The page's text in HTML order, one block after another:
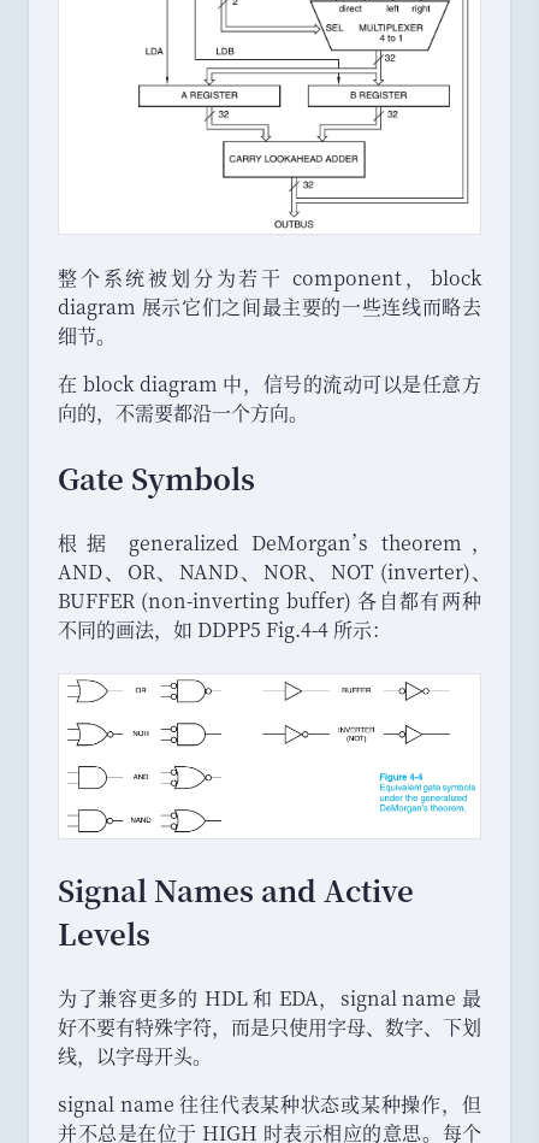
整个系统被划分为若干 component，
block
diagram 展示它们之间最主要的一些连线而略去
细节。
在 block diagram 中， 信号的流动可以是任意方
向的， 不需要都沿一个方向。
Gate Symbols
根据 generalized DeMorgan’s theorem ，
AND、 OR、 NAND、 NOR、 NOT (inverter)、
BUFFER (non-inverting buffer) 各自都有两种
不同的画法， 如 DDPP5 Fig.4-4 所示：
Signal Names and Active
Levels
为了兼容更多的 HDL 和 EDA，
signal name 最
好不要有特殊字符， 而是只使用字母、 数字、 下划
线， 以字母开头。
signal name 往往代表某种状态或某种操作， 但
并不总是在位于 HIGH 时表示相应的意思。 每个